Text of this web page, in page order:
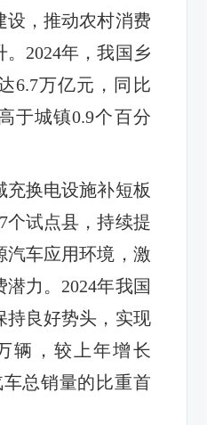
设，推动农村消费
2024年，我国乡
6.7万亿元，同比
于城镇0.9个百分
换电设施补短板
个试点县，持续提
汽车应用环境，激
力。2024年我国
持良好势头，实现
辆，较上年增长
总销量的比重首